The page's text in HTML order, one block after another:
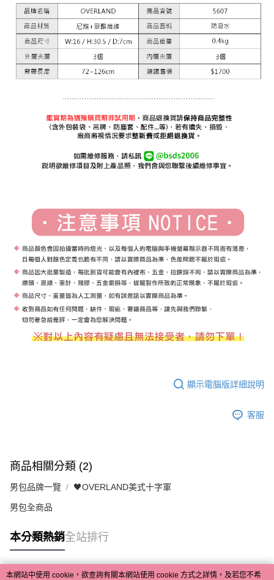
顯示電腦版詳細說明
客服
商品相關分類 (2)
男包品牌一覽 🖤OVERLAND美式十字軍
男包全商品
本分類熱銷全站排行
本網站中使用 cookie，欲查詢有關本網站使用 cookie 方式之詳情，及若您不希